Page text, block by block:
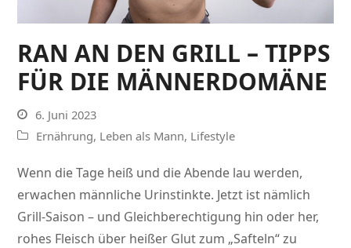
RAN AN DEN GRILL – TIPPS
FÜR DIE MÄNNERDOMÄNE
6. Juni 2023
Ernährung, Leben als Mann, Lifestyle
Wenn die Tage heiß und die Abende lau werden,
erwachen männliche Urinstinkte. Jetzt ist nämlich
Grill-Saison – und Gleichberechtigung hin oder her,
rohes Fleisch über heißer Glut zum „Safteln“ zu